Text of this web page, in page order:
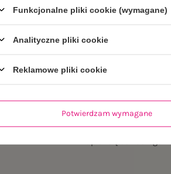
Funkcjonalne pliki cookie (wymagane)
Analityczne pliki cookie
Reklamowe pliki cookie
Potwierdzam wymagane